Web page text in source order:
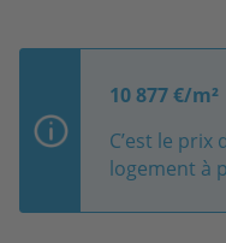
10 877 €/m²
C’est le prix
logement à